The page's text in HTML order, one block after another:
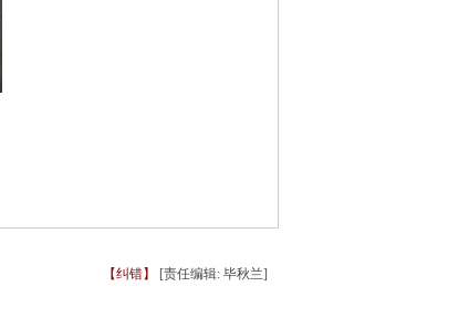
【纠错】 [责任编辑: 毕秋兰]